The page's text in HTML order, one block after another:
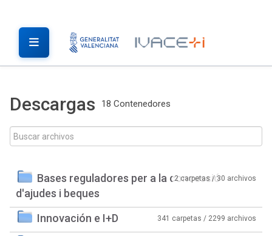
Descargas 18 Contenedores
Bases reguladores per a la concessió
d'ajudes i beques
2 carpetas / 30 archivos
Innovación e I+D 341 carpetas / 2299 archivos